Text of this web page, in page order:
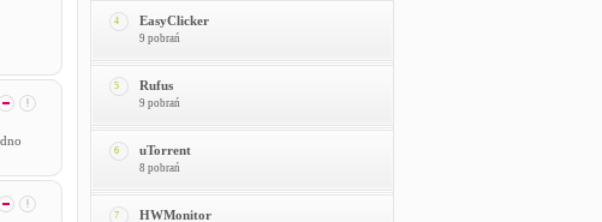
4 EasyClicker
9 pobrań
5 Rufus
9 pobrań
6 uTorrent
8 pobrań
7 HWMonitor